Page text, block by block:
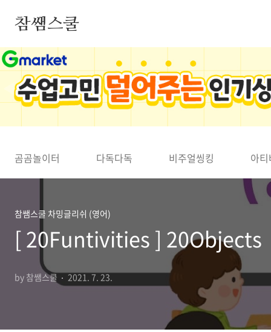
참쌤스쿨
◀
곰곰놀이터 다독다독 비주얼씽킹 아
참쌤스쿨 차밍글리쉬 (영어)
[ 20Funtivities ] 20Objects
by 참쌤스쿨 2021. 7. 23.